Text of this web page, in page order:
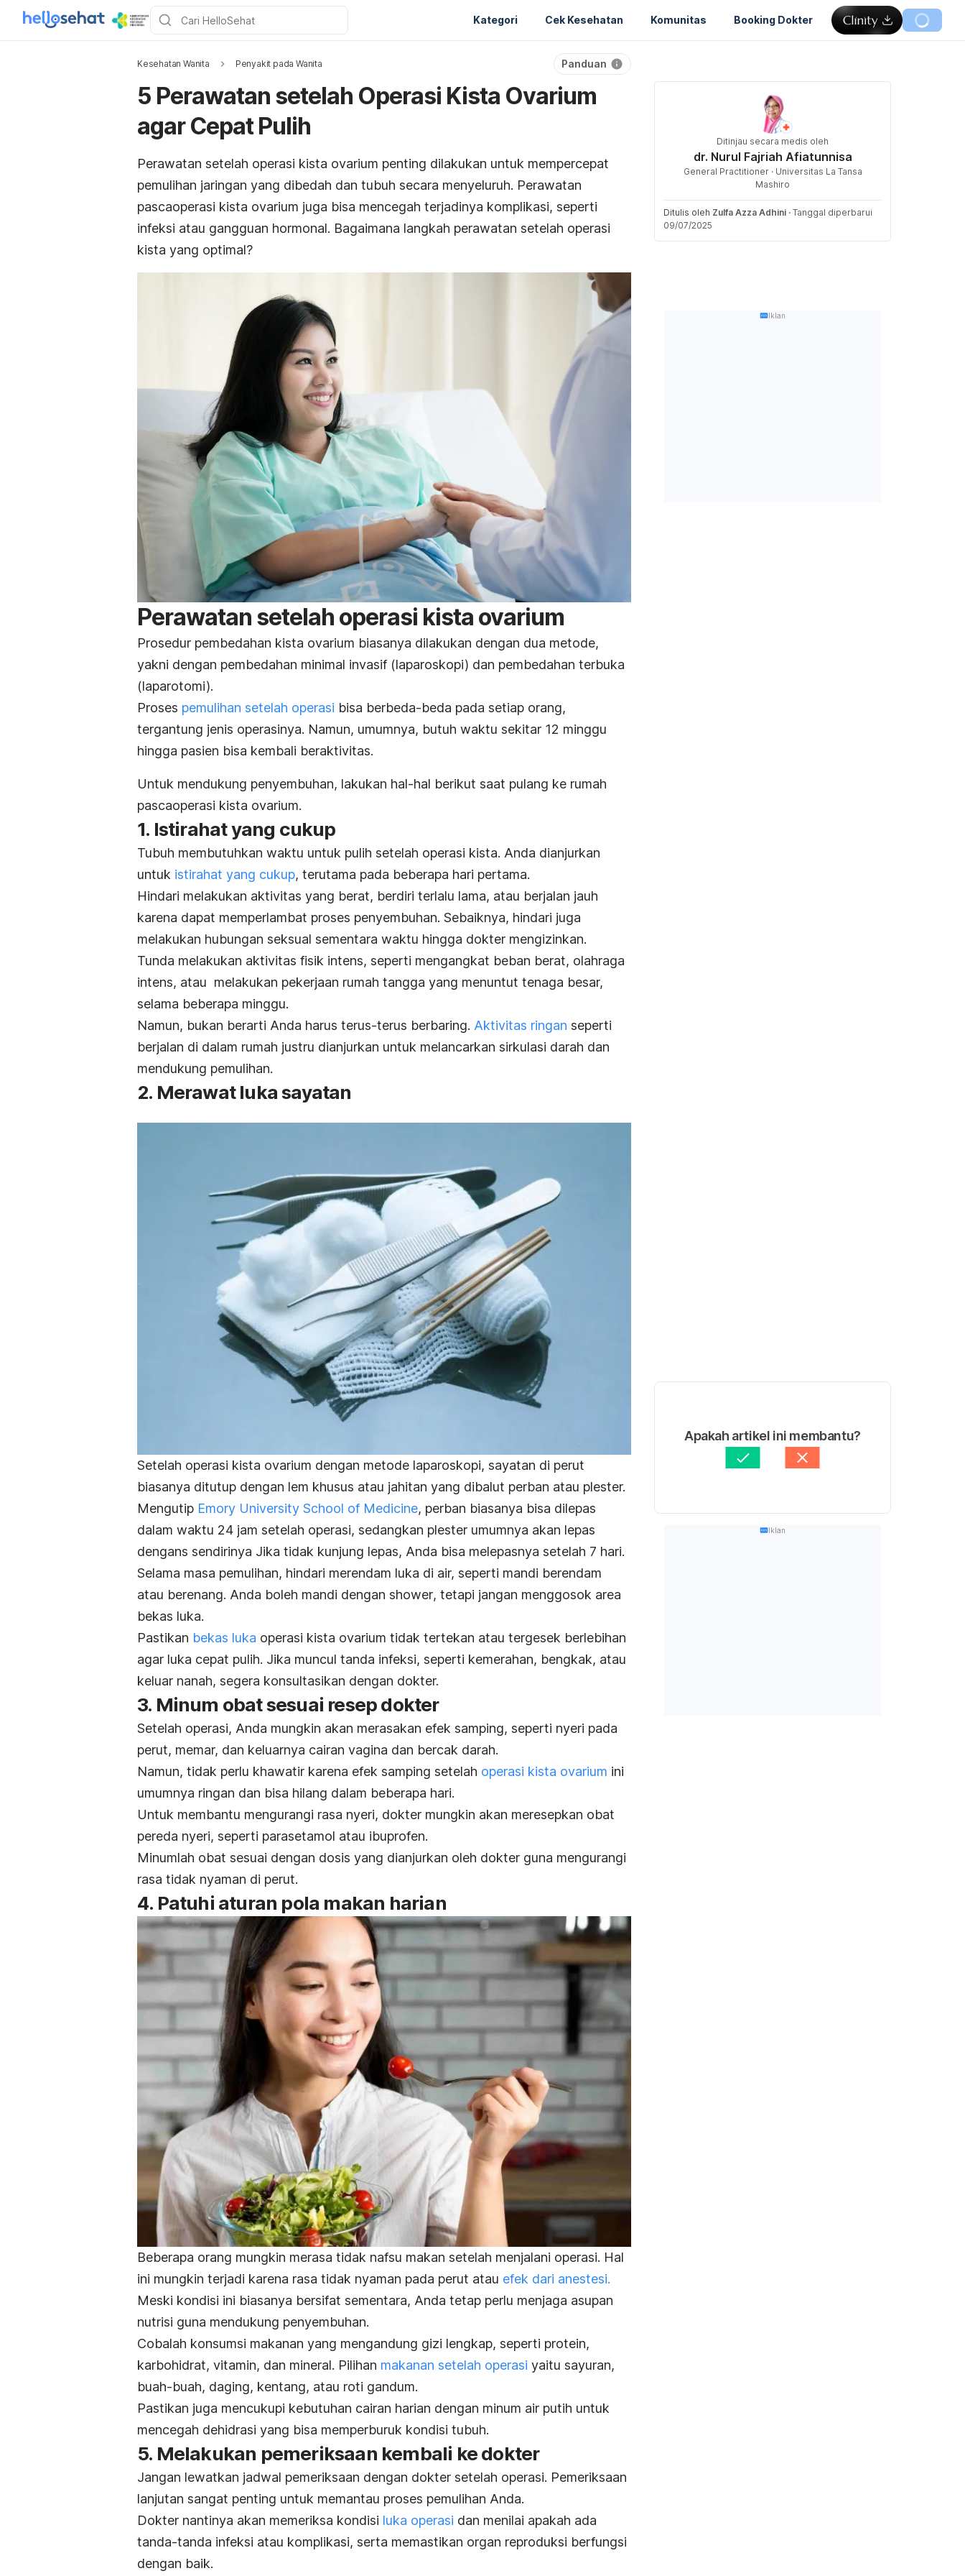
Kategori Cek Kesehatan Komunitas Booking Dokter
Kesehatan Wanita Penyakit pada Wanita Panduan
5 Perawatan setelah Operasi Kista Ovarium
agar Cepat Pulih
Perawatan setelah operasi kista ovarium penting dilakukan untuk mempercepat
pemulihan jaringan yang dibedah dan tubuh secara menyeluruh. Perawatan
pascaoperasi kista ovarium juga bisa mencegah terjadinya komplikasi, seperti
infeksi atau gangguan hormonal. Bagaimana langkah perawatan setelah operasi
kista yang optimal?
Perawatan setelah operasi kista ovarium
Prosedur pembedahan kista ovarium biasanya dilakukan dengan dua metode,
yakni dengan pembedahan minimal invasif (laparoskopi) dan pembedahan terbuka
(laparotomi).
Proses pemulihan setelah operasi bisa berbeda-beda pada setiap orang,
tergantung jenis operasinya. Namun, umumnya, butuh waktu sekitar 12 minggu
hingga pasien bisa kembali beraktivitas.
Untuk mendukung penyembuhan, lakukan hal-hal berikut saat pulang ke rumah
pascaoperasi kista ovarium.
1. Istirahat yang cukup
Tubuh membutuhkan waktu untuk pulih setelah operasi kista. Anda dianjurkan
untuk istirahat yang cukup, terutama pada beberapa hari pertama.
Hindari melakukan aktivitas yang berat, berdiri terlalu lama, atau berjalan jauh
karena dapat memperlambat proses penyembuhan. Sebaiknya, hindari juga
melakukan hubungan seksual sementara waktu hingga dokter mengizinkan.
Tunda melakukan aktivitas fisik intens, seperti mengangkat beban berat, olahraga
intens, atau melakukan pekerjaan rumah tangga yang menuntut tenaga besar,
selama beberapa minggu.
Namun, bukan berarti Anda harus terus-terus berbaring. Aktivitas ringan seperti
berjalan di dalam rumah justru dianjurkan untuk melancarkan sirkulasi darah dan
mendukung pemulihan.
2. Merawat luka sayatan
Setelah operasi kista ovarium dengan metode laparoskopi, sayatan di perut
biasanya ditutup dengan lem khusus atau jahitan yang dibalut perban atau plester.
Mengutip Emory University School of Medicine, perban biasanya bisa dilepas
dalam waktu 24 jam setelah operasi, sedangkan plester umumnya akan lepas
dengans sendirinya Jika tidak kunjung lepas, Anda bisa melepasnya setelah 7 hari.
Selama masa pemulihan, hindari merendam luka di air, seperti mandi berendam
atau berenang. Anda boleh mandi dengan shower, tetapi jangan menggosok area
bekas luka.
Pastikan bekas luka operasi kista ovarium tidak tertekan atau tergesek berlebihan
agar luka cepat pulih. Jika muncul tanda infeksi, seperti kemerahan, bengkak, atau
keluar nanah, segera konsultasikan dengan dokter.
3. Minum obat sesuai resep dokter
Setelah operasi, Anda mungkin akan merasakan efek samping, seperti nyeri pada
perut, memar, dan keluarnya cairan vagina dan bercak darah.
Namun, tidak perlu khawatir karena efek samping setelah operasi kista ovarium ini
umumnya ringan dan bisa hilang dalam beberapa hari.
Untuk membantu mengurangi rasa nyeri, dokter mungkin akan meresepkan obat
pereda nyeri, seperti parasetamol atau ibuprofen.
Minumlah obat sesuai dengan dosis yang dianjurkan oleh dokter guna mengurangi
rasa tidak nyaman di perut.
4. Patuhi aturan pola makan harian
Beberapa orang mungkin merasa tidak nafsu makan setelah menjalani operasi. Hal
ini mungkin terjadi karena rasa tidak nyaman pada perut atau efek dari anestesi.
Meski kondisi ini biasanya bersifat sementara, Anda tetap perlu menjaga asupan
nutrisi guna mendukung penyembuhan.
Cobalah konsumsi makanan yang mengandung gizi lengkap, seperti protein,
karbohidrat, vitamin, dan mineral. Pilihan makanan setelah operasi yaitu sayuran,
buah-buah, daging, kentang, atau roti gandum.
Pastikan juga mencukupi kebutuhan cairan harian dengan minum air putih untuk
mencegah dehidrasi yang bisa memperburuk kondisi tubuh.
5. Melakukan pemeriksaan kembali ke dokter
Jangan lewatkan jadwal pemeriksaan dengan dokter setelah operasi. Pemeriksaan
lanjutan sangat penting untuk memantau proses pemulihan Anda.
Dokter nantinya akan memeriksa kondisi luka operasi dan menilai apakah ada
tanda-tanda infeksi atau komplikasi, serta memastikan organ reproduksi berfungsi
dengan baik.
Ditinjau secara medis oleh
dr. Nurul Fajriah Afiatunnisa
General Practitioner · Universitas La Tansa
Mashiro
Ditulis oleh Zulfa Azza Adhini · Tanggal diperbarui
09/07/2025
Iklan
Apakah artikel ini membantu?
Iklan